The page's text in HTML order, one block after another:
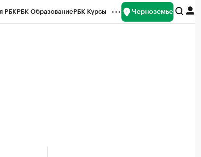
РБКРБК ОбразованиеРБК Курсы Черноземье